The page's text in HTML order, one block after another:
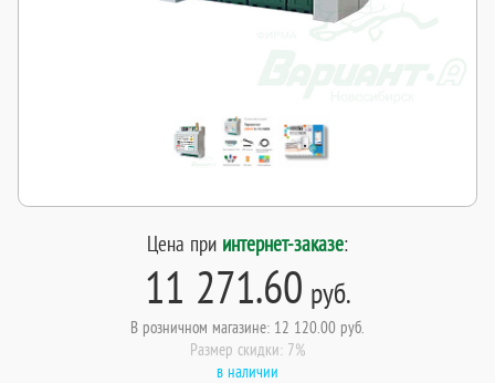
Цена при интернет-заказе:
11 271.60 руб.
В розничном магазине: 12 120.00 руб.
Размер скидки: 7%
в наличии